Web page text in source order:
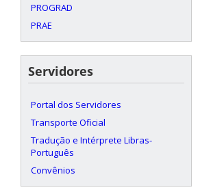
PROGRAD
PRAE
Servidores
Portal dos Servidores
Transporte Oficial
Tradução e Intérprete Libras-
Português
Convênios